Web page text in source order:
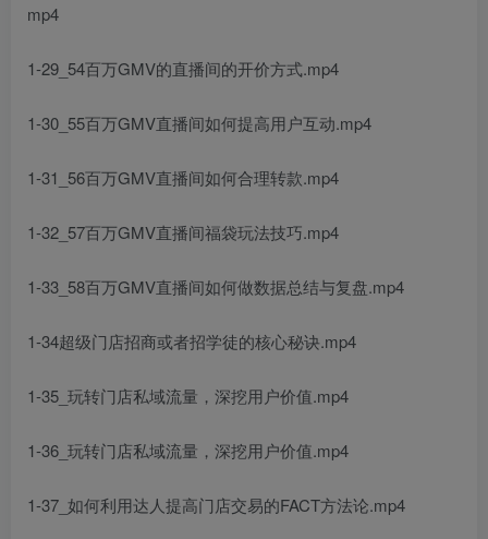
mp4
1-29_54百万GMV的直播间的开价方式.mp4
1-30_55百万GMV直播间如何提高用户互动.mp4
1-31_56百万GMV直播间如何合理转款.mp4
1-32_57百万GMV直播间福袋玩法技巧.mp4
1-33_58百万GMV直播间如何做数据总结与复盘.mp4
1-34超级门店招商或者招学徒的核心秘诀.mp4
1-35_玩转门店私域流量，深挖用户价值.mp4
1-36_玩转门店私域流量，深挖用户价值.mp4
1-37_如何利用达人提高门店交易的FACT方法论.mp4